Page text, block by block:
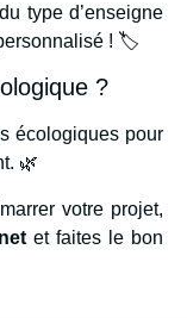
type d’enseigne
! 🏷️
?
écologiques pour
🌿
votre projet,
et faites le bon